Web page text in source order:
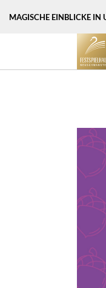
MAGISCHE EINBLICKE IN